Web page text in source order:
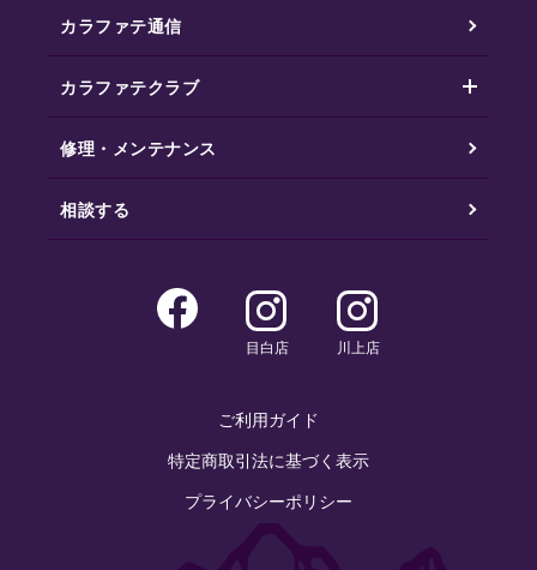
カラファテ通信
カラファテクラブ
修理・メンテナンス
相談する
目白店 川上店
ご利用ガイド
特定商取引法に基づく表示
プライバシーポリシー